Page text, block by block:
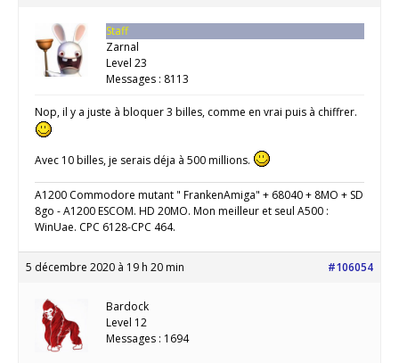
Staff
Zarnal
Level 23
Messages : 8113
Nop, il y a juste à bloquer 3 billes, comme en vrai puis à chiffrer.
Avec 10 billes, je serais déja à 500 millions.
A1200 Commodore mutant " FrankenAmiga" + 68040 + 8MO + SD
8go - A1200 ESCOM. HD 20MO. Mon meilleur et seul A500 :
WinUae. CPC 6128-CPC 464.
5 décembre 2020 à 19 h 20 min #106054
Bardock
Level 12
Messages : 1694